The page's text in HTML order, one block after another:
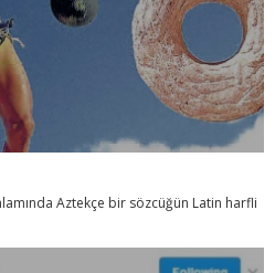
Aztekçe bir sözcüğün Latin harfli